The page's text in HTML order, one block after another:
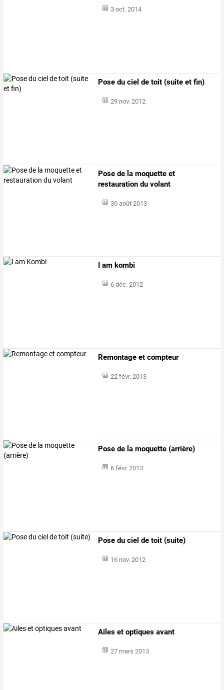
3 oct. 2014
Pose du ciel de toit (suite et fin)
29 nov. 2012
Pose de la moquette et
restauration du volant
30 août 2013
I am kombi
6 déc. 2012
Remontage et compteur
22 févr. 2013
Pose de la moquette (arrière)
6 févr. 2013
Pose du ciel de toit (suite)
16 nov. 2012
Ailes et optiques avant
27 mars 2013